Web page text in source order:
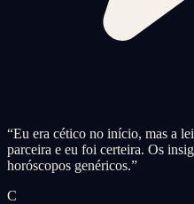
“Eu era cético no início, mas a
parceira e eu foi certeira. Os
horóscopos genéricos.”
C